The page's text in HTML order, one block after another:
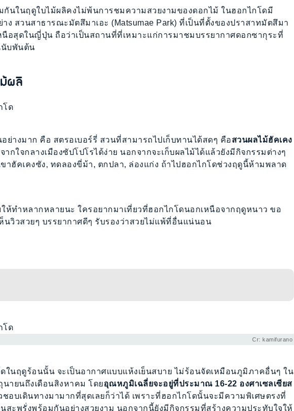
นในฤดูใบไม้ผลิคงไม่พ้นการชมความสวยงามของดอกไม้ ในฮอกไกโดมี
ง สวนสาธารณะมัตสึมาเอะ (Matsumae Park) ที่เป็นที่ตั้งของปราสาทมัตสึมา
นือสุดในญี่ปุ่น ถือว่าเป็นสถานที่ที่เหมาะแก่การมาชมบรรยากาศดอกซากุระที่
นับพันต้น
ผลิ
ย่างมาก คือ สตรอเบอร์รี่ สวนที่สามารถไปเก็บทานได้สดๆ คือสวนผลไม้ฮัคเคง
ากใจกลางเมืองซัปโปโรได้ง่าย นอกจากจะเก็บผลไม้ได้แล้วยังมีกิจกรรมต่างๆ
าฮัคเคงซัง, ทดลองขี่ม้า, ตกปลา, ล่องแก่ง ถ้าไปฮอกไกโดช่วงฤดูนี้ห้ามพลาด
ห้ทำหลากหลายนะ ใครอยากมาเที่ยวที่ฮอกไกโดนอกเหนือจากฤดูหนาว ขอ
นวิวสวยๆ บรรยากาศดีๆ รับรองว่าสวยไม่แพ้ที่อื่นแน่นอน
Cr: kamifurano
ในฤดูร้อนนั้น จะเป็นอากาศแบบแห้งเย็นสบาย ไม่ร้อนจัดเหมือนภูมิภาคอื่นๆ ใน
ายนถึงเดือนสิงหาคม โดยอุณหภูมิเฉลี่ยจะอยู่ที่ประมาณ 16-22 องศาเซลเซียส
อบเดินทางมามากที่สุดเลยก็ว่าได้ เพราะที่ฮอกไกโดนั้นจะมีความพิเศษตรงที่
สะพรั่งพร้อมกันอย่างสวยงาม นอกจากนี้ยังมีกิจกรรมที่สร้างความประทับใจให้